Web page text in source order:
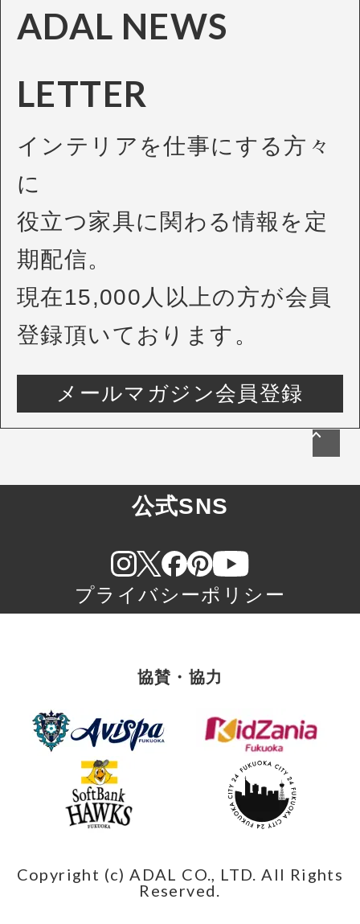
ADAL NEWS
LETTER
インテリアを仕事にする方々
に
役立つ家具に関わる情報を定
期配信。
現在15,000人以上の方が会員
登録頂いております。
メールマガジン会員登録
公式SNS
プライバシーポリシー
協賛・協力
Copyright (c) ADAL CO., LTD. All Rights
Reserved.